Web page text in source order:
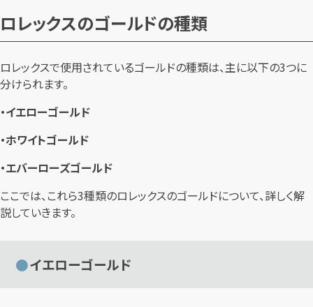
ロレックスのゴールドの種類
ロレックスで使用されているゴールドの種類は、主に以下の3つに
分けられます。
・イエローゴールド
・ホワイトゴールド
・エバーローズゴールド
ここでは、これら3種類のロレックスのゴールドについて、詳しく解
説していきます。
イエローゴールド